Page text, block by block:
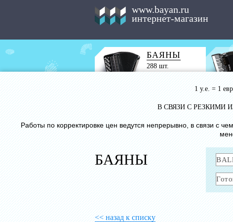
www.bayan.ru
интернет-магазин
БАЯНЫ
288 шт.
1 у.е. = 1
В СВЯЗИ С РЕЗКИМИ
Работы по корректировке цен ведутся непрерывно, в связи с
БАЯНЫ
<< назад к списку